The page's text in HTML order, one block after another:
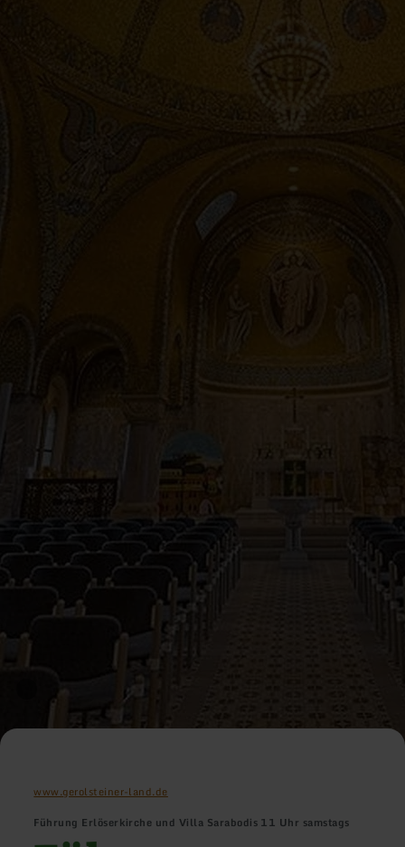
www.gerolsteiner-land.de
Führung Erlöserkirche und Villa Sarabodis 11 Uhr samstags